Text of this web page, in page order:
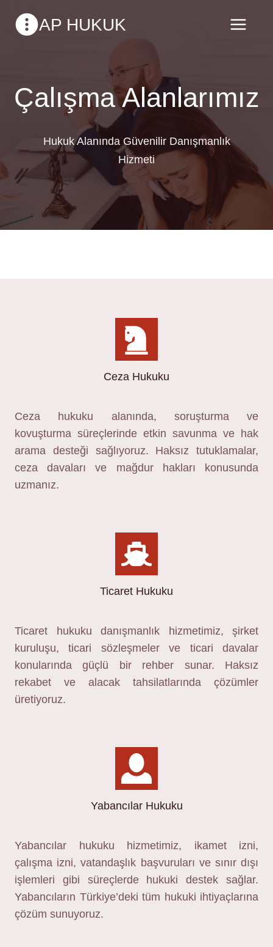
AP HUKUK
Çalışma Alanlarımız
Hukuk Alanında Güvenilir Danışmanlık
Hizmeti
Ceza Hukuku
Ceza hukuku alanında, soruşturma ve
kovuşturma süreçlerinde etkin savunma ve hak
arama desteği sağlıyoruz. Haksız tutuklamalar,
ceza davaları ve mağdur hakları konusunda
uzmanız.
Ticaret Hukuku
Ticaret hukuku danışmanlık hizmetimiz, şirket
kuruluşu, ticari sözleşmeler ve ticari davalar
konularında güçlü bir rehber sunar. Haksız
rekabet ve alacak tahsilatlarında çözümler
üretiyoruz.
Yabancılar Hukuku
Yabancılar hukuku hizmetimiz, ikamet izni,
çalışma izni, vatandaşlık başvuruları ve sınır dışı
işlemleri gibi süreçlerde hukuki destek sağlar.
Yabancıların Türkiye’deki tüm hukuki ihtiyaçlarına
çözüm sunuyoruz.